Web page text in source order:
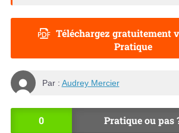
Téléchargez gratuitement
Pratique
Par : Audrey Mercier
0 Pratique ou pas